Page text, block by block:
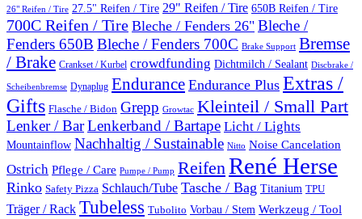
26" Reifen / Tire 27.5" Reifen / Tire 29" Reifen / Tire 650B Reifen / Tire
700C Reifen / Tire Bleche / Fenders 26" Bleche /
Fenders 650B Bleche / Fenders 700C Brake Support Bremse
/ Brake Crankset / Kurbel crowdfunding Dichtmilch / Sealant Discbrake /
Scheibenbremse Dynaplug Endurance Endurance Plus Extras /
Gifts Flasche / Bidon Grepp Growtac Kleinteil / Small Part
Lenker / BarLenkerband / Bartape Licht / Lights
Mountainflow Nachhaltig / Sustainable Nitto Noise Cancelation
Ostrich Pflege / Care Pumpe / Pump ReifenRené Herse
Rinko Safety Pizza Schlauch/Tube Tasche / Bag Titanium TPU
Träger / Rack Tubeless Tubolito Vorbau / Stem Werkzeug / Tool